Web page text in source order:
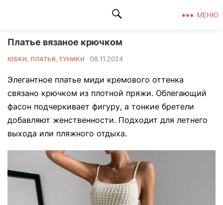
МЕНЮ
Платье вязаное крючком
ЮБКИ, ПЛАТЬЯ, ТУНИКИ 08.11.2024
Элегантное платье миди кремового оттенка
связано крючком из плотной пряжи. Облегающий
фасон подчеркивает фигуру, а тонкие бретели
добавляют женственности. Подходит для летнего
выхода или пляжного отдыха.